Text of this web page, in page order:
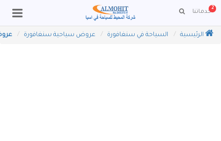
خدماتنا
2
الرئيسية السياحة في سنغافورة عروض سياحية سنغافورة عروض صيف